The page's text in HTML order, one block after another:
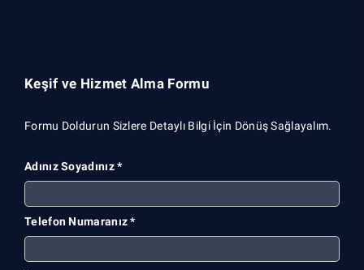
Keşif ve Hizmet Alma Formu
Formu Doldurun Sizlere Detaylı Bilgi İçin Dönüş Sağlayalım.
Adınız Soyadınız *
Telefon Numaranız *